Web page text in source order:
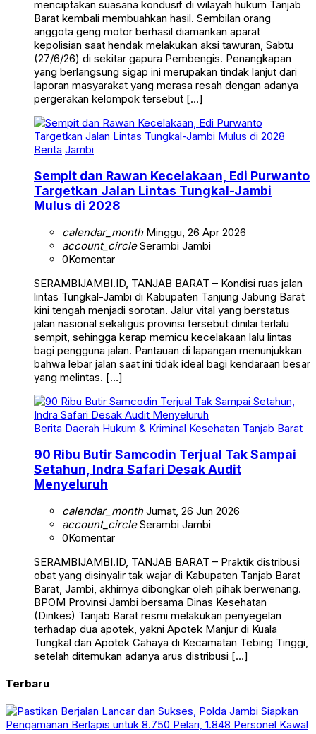
menciptakan suasana kondusif di wilayah hukum Tanjab
Barat kembali membuahkan hasil. Sembilan orang
anggota geng motor berhasil diamankan aparat
kepolisian saat hendak melakukan aksi tawuran, Sabtu
(27/6/26) di sekitar gapura Pembengis. Penangkapan
yang berlangsung sigap ini merupakan tindak lanjut dari
laporan masyarakat yang merasa resah dengan adanya
pergerakan kelompok tersebut […]
Berita Jambi
Sempit dan Rawan Kecelakaan, Edi Purwanto
Targetkan Jalan Lintas Tungkal-Jambi
Mulus di 2028
calendar_monthMinggu, 26 Apr 2026
account_circleSerambi Jambi
0Komentar
SERAMBIJAMBI.ID, TANJAB BARAT – Kondisi ruas jalan
lintas Tungkal-Jambi di Kabupaten Tanjung Jabung Barat
kini tengah menjadi sorotan. Jalur vital yang berstatus
jalan nasional sekaligus provinsi tersebut dinilai terlalu
sempit, sehingga kerap memicu kecelakaan lalu lintas
bagi pengguna jalan. Pantauan di lapangan menunjukkan
bahwa lebar jalan saat ini tidak ideal bagi kendaraan besar
yang melintas. […]
Berita Daerah Hukum & Kriminal Kesehatan Tanjab Barat
90 Ribu Butir Samcodin Terjual Tak Sampai
Setahun, Indra Safari Desak Audit
Menyeluruh
calendar_monthJumat, 26 Jun 2026
account_circleSerambi Jambi
0Komentar
SERAMBIJAMBI.ID, TANJAB BARAT – Praktik distribusi
obat yang disinyalir tak wajar di Kabupaten Tanjab Barat
Barat, Jambi, akhirnya dibongkar oleh pihak berwenang.
BPOM Provinsi Jambi bersama Dinas Kesehatan
(Dinkes) Tanjab Barat resmi melakukan penyegelan
terhadap dua apotek, yakni Apotek Manjur di Kuala
Tungkal dan Apotek Cahaya di Kecamatan Tebing Tinggi,
setelah ditemukan adanya arus distribusi […]
Terbaru